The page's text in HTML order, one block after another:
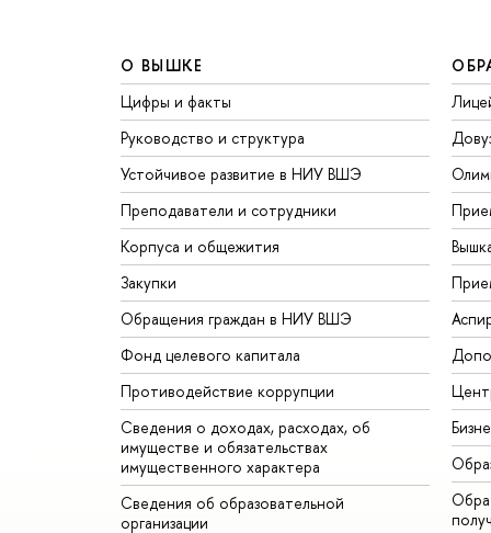
О ВЫШКЕ
Цифры и факты
Руководство и структура
Устойчивое развитие в НИУ ВШЭ
Преподаватели и сотрудники
Корпуса и общежития
Закупки
Обращения граждан в НИУ ВШЭ
Фонд целевого капитала
Противодействие коррупции
Сведения о доходах, расходах, об
имуществе и обязательствах
имущественного характера
Сведения об образовательной
организации